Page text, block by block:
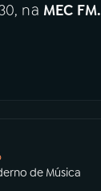
na MEC FM.
de Música